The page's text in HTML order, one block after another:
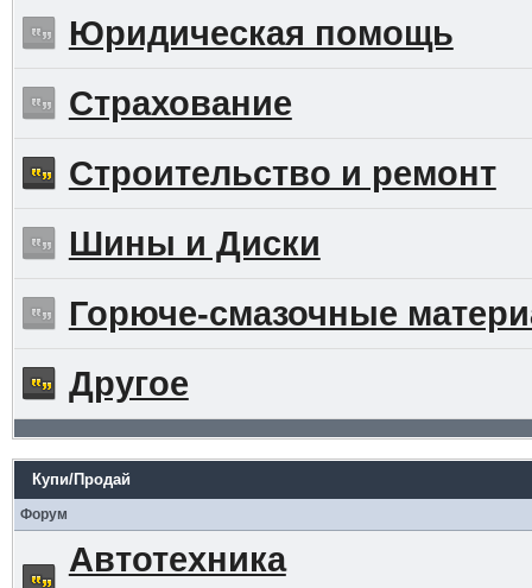
Юридическая помощь
Страхование
Строительство и ремонт
Шины и Диски
Горюче-смазочные
Другое
Купи/Продай
Форум
Автотехника